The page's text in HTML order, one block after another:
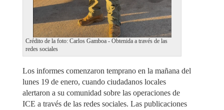
Crédito de la foto: Carlos Gamboa - Obtenida a través de las
redes sociales
Los informes comenzaron temprano en la mañana del
lunes 19 de enero, cuando ciudadanos locales
alertaron a su comunidad sobre las operaciones de
ICE a través de las redes sociales. Las publicaciones